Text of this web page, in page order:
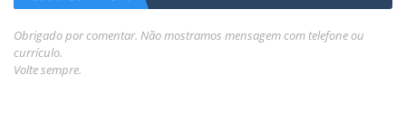
Obrigado por comentar. Não mostramos mensagem com telefone ou
currículo.
Volte sempre.